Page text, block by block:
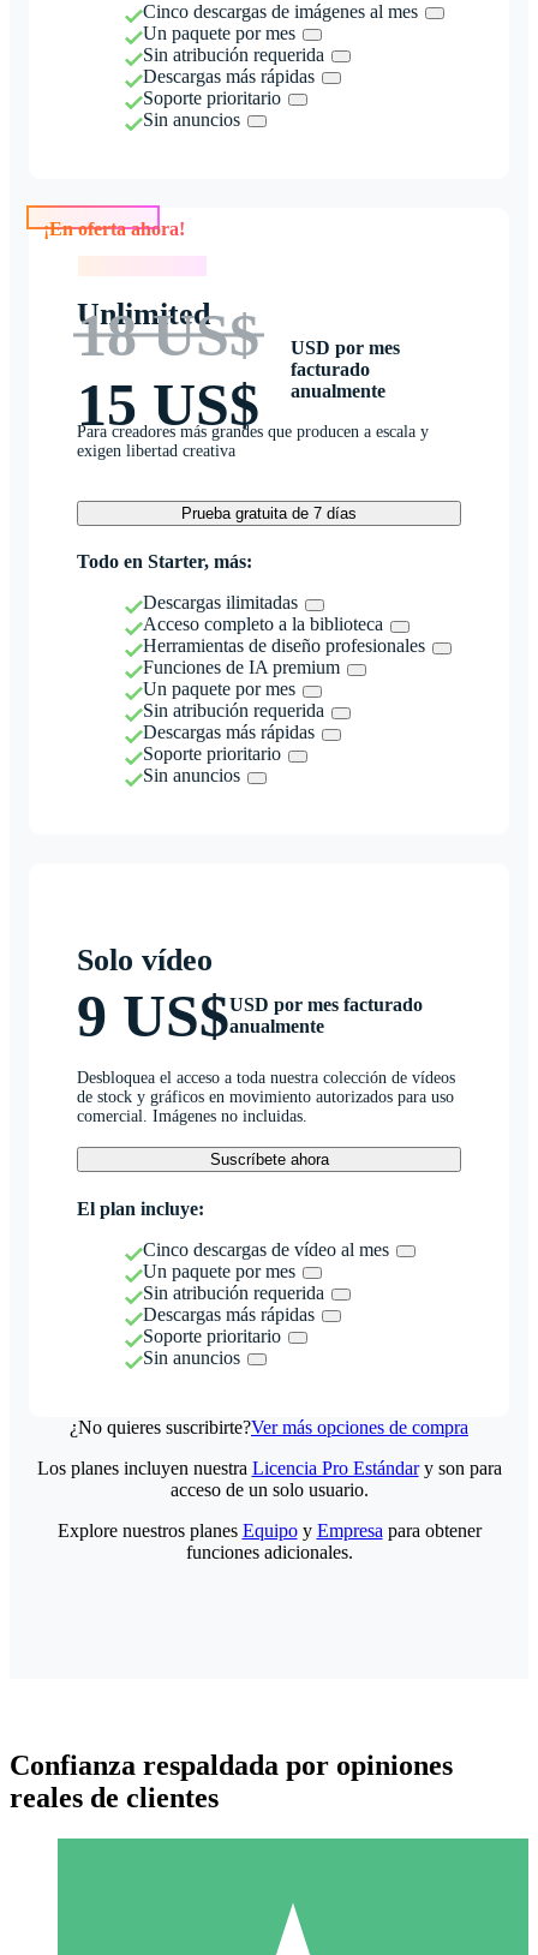
Cinco descargas de imágenes al mes
Un paquete por mes
Sin atribución requerida
Descargas más rápidas
Soporte prioritario
Sin anuncios
Unlimited
18 US$
15 US$
USD por mes
facturado
anualmente
Para creadores más grandes que producen a escala y
exigen libertad creativa
Prueba gratuita de 7 días
Todo en Starter, más:
Descargas ilimitadas
Acceso completo a la biblioteca
Herramientas de diseño profesionales
Funciones de IA premium
Un paquete por mes
Sin atribución requerida
Descargas más rápidas
Soporte prioritario
Sin anuncios
Solo vídeo
9 US$USD por mes facturado
anualmente
Desbloquea el acceso a toda nuestra colección de vídeos
de stock y gráficos en movimiento autorizados para uso
comercial. Imágenes no incluidas.
Suscríbete ahora
El plan incluye:
Cinco descargas de vídeo al mes
Un paquete por mes
Sin atribución requerida
Descargas más rápidas
Soporte prioritario
Sin anuncios
¿No quieres suscribirte?Ver más opciones de compra
Los planes incluyen nuestra Licencia Pro Estándary son para
acceso de un solo usuario.
Explore nuestros planes Equipoy Empresa para obtener
funciones adicionales.
Confianza respaldada por opiniones
reales de clientes